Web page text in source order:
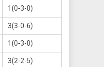
1(0-3-0)
3(3-0-6)
1(0-3-0)
3(2-2-5)